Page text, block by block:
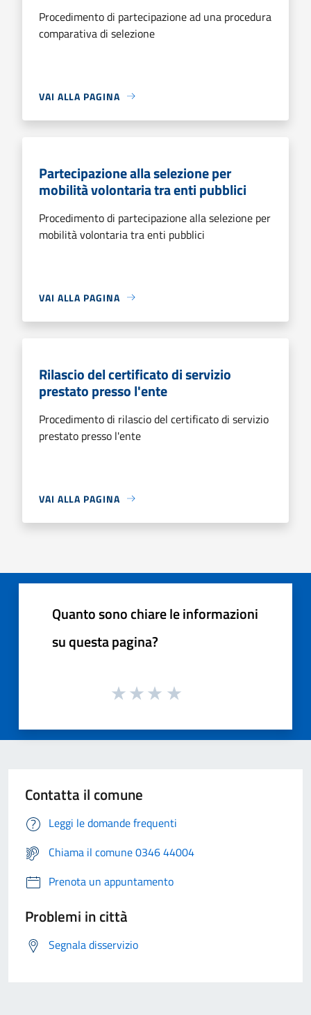
Procedimento di partecipazione ad una procedura
comparativa di selezione
VAI ALLA PAGINA
Partecipazione alla selezione per
mobilità volontaria tra enti pubblici
Procedimento di partecipazione alla selezione per
mobilità volontaria tra enti pubblici
VAI ALLA PAGINA
Rilascio del certificato di servizio
prestato presso l'ente
Procedimento di rilascio del certificato di servizio
prestato presso l'ente
VAI ALLA PAGINA
Quanto sono chiare le informazioni
su questa pagina?
Contatta il comune
Leggi le domande frequenti
Chiama il comune 0346 44004
Prenota un appuntamento
Problemi in città
Segnala disservizio